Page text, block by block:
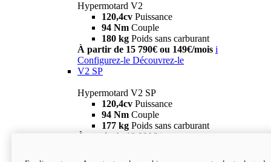
Hypermotard V2
120,4cv Puissance
94 Nm Couple
180 kg Poids sans carburant
À partir de 15 790€ ou 149€/mois i
Configurez-le Découvrez-le
V2 SP
Hypermotard V2 SP
120,4cv Puissance
94 Nm Couple
177 kg Poids sans carburant
À partir de 19 990€ i
new
V2 SP 100